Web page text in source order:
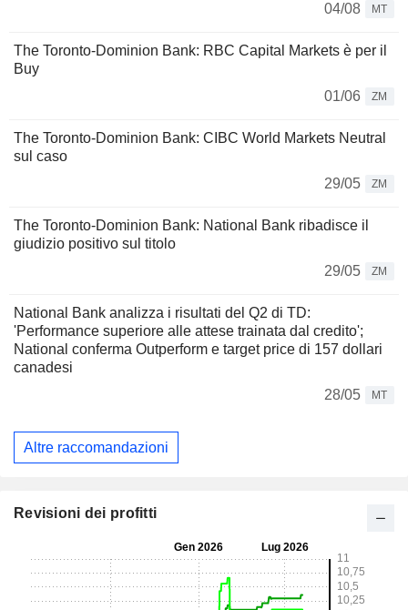
04/08
MT
The Toronto-Dominion Bank: RBC Capital Markets è per il
Buy
01/06
ZM
The Toronto-Dominion Bank: CIBC World Markets Neutral
sul caso
29/05
ZM
The Toronto-Dominion Bank: National Bank ribadisce il
giudizio positivo sul titolo
29/05
ZM
National Bank analizza i risultati del Q2 di TD:
'Performance superiore alle attese trainata dal credito';
National conferma Outperform e target price di 157 dollari
canadesi
28/05
MT
Altre raccomandazioni
Revisioni dei profitti